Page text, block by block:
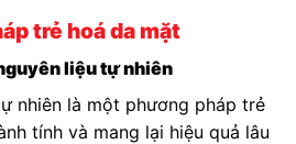
trẻ hoá da mặt
liệu tự nhiên
nhiên là một phương pháp trẻ
tính và mang lại hiệu quả lâu